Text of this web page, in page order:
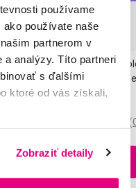
používame
používate naše
partnerom v
analýzy. Títo partneri
s ďalšími
ktoré od vás získali,
Zobraziť detaily
Pop Instant Teeth
pre okamžitý bieliaci
10,90 €
Do košíku